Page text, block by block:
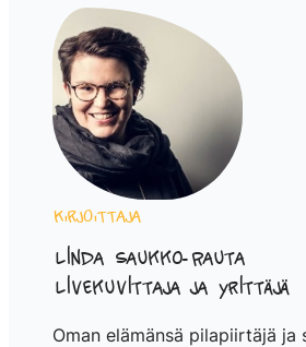
Kirjoittaja
Linda Saukko-Rauta
Livekuvittaja ja yrittäjä
Oman elämänsä pilapiirtäjä ja